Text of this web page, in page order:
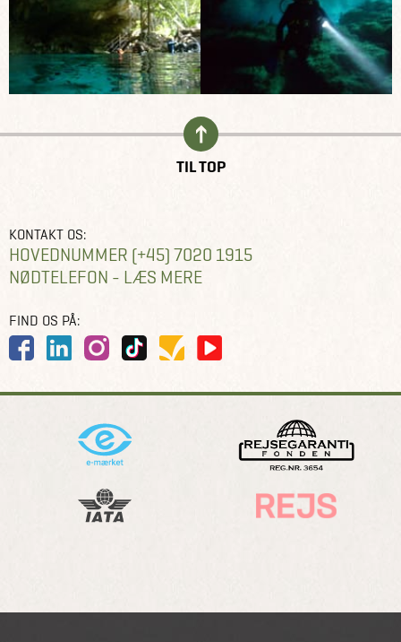
TIL TOP
KONTAKT OS:
HOVEDNUMMER (+45) 7020 1915
NØDTELEFON - LÆS MERE
FIND OS PÅ: